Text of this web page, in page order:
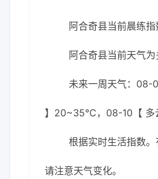
阿合奇县当前晨练指
阿合奇县当前天气
未来一周天气：
】20~35℃，08-10【 多
根据实时生活指数
请注意天气变化。